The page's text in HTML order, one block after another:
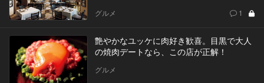
グルメ 1
艶やかなユッケに肉好き歓喜。目黒で大人
の焼肉デートなら、この店が正解！
グルメ